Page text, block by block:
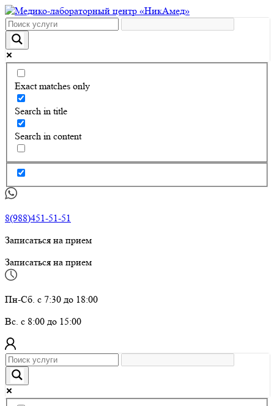
Exact matches only
Search in title
Search in content
8(988)451-51-51
Записаться на прием
Записаться на прием
Пн-Сб. с 7:30 до 18:00
Вс. с 8:00 до 15:00